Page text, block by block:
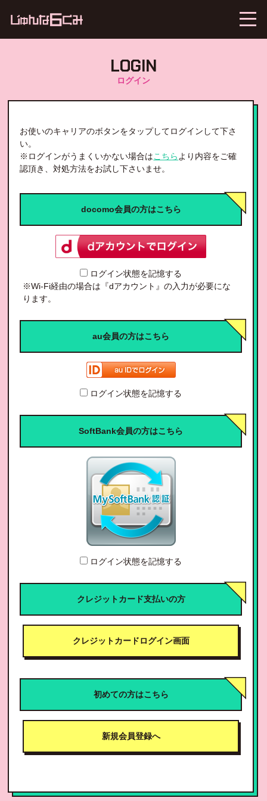
LOGIN
ログイン
お使いのキャリアのボタンをタップしてログインして下さ
い。
※ログインがうまくいかない場合はこちら より内容をご確
認頂き、対処方法をお試し下さいませ。
docomo会員の方はこちら
ログイン状態を記憶する
※Wi-Fi経由の場合は『dアカウント』の入力が必要にな
ります。
au会員の方はこちら
ログイン状態を記憶する
SoftBank会員の方はこちら
ログイン状態を記憶する
クレジットカード支払いの方
クレジットカードログイン画面
初めての方はこちら
新規会員登録へ